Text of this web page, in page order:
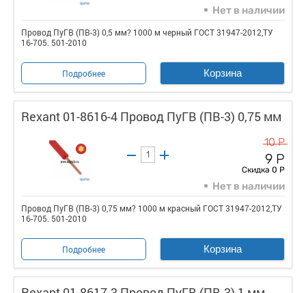
Нет в наличии
Провод ПуГВ (ПВ-3) 0,5 мм? 1000 м черный ГОСТ 31947-2012,ТУ
16-705. 501-2010
Подробнее Корзина
Rexant 01-8616-4 Провод ПуГВ (ПВ-3) 0,75 мм
10 Р
9 Р
Скидка 0 Р
Нет в наличии
Провод ПуГВ (ПВ-3) 0,75 мм? 1000 м красный ГОСТ 31947-2012,ТУ
16-705. 501-2010
Подробнее Корзина